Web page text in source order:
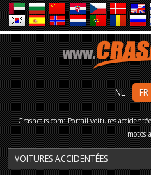
NL FR
Crashcars.com: Portail voitures
motos